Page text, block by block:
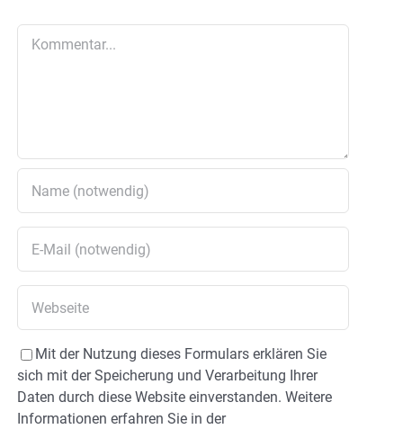
Mit der Nutzung dieses Formulars erklären Sie
sich mit der Speicherung und Verarbeitung Ihrer
Daten durch diese Website einverstanden. Weitere
Informationen erfahren Sie in der